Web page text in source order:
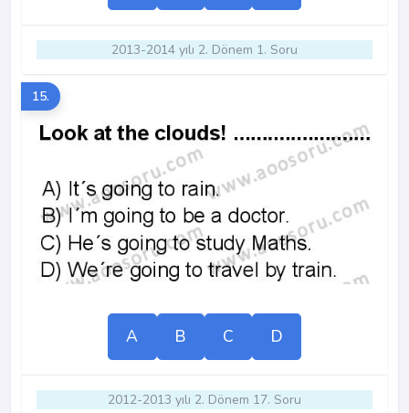
2013-2014 yılı 2. Dönem 1. Soru
15.
A B C D
2012-2013 yılı 2. Dönem 17. Soru